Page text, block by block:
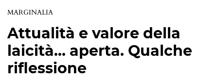
MARGINALIA
Attualità e valore della
laicità… aperta. Qualche
riflessione